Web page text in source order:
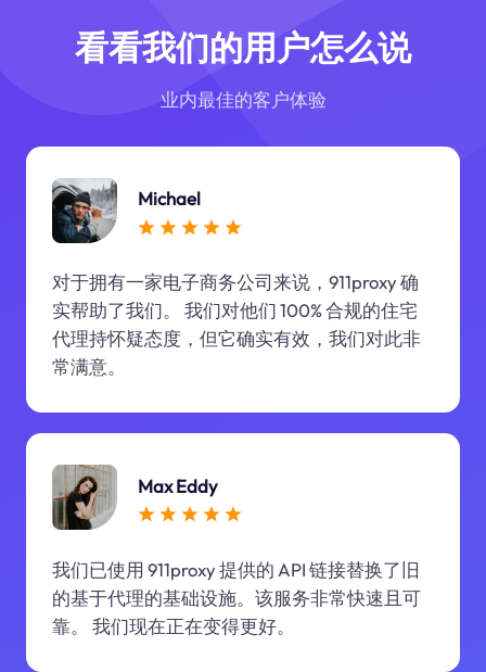
看看我们的用户怎么说
业内最佳的客户体验
Michael
对于拥有一家电子商务公司来说，911proxy 确
实帮助了我们。 我们对他们 100% 合规的住宅
代理持怀疑态度，但它确实有效，我们对此非
常满意。
Max Eddy
我们已使用 911proxy 提供的 API 链接替换了旧
的基于代理的基础设施。该服务非常快速且可
靠。 我们现在正在变得更好。